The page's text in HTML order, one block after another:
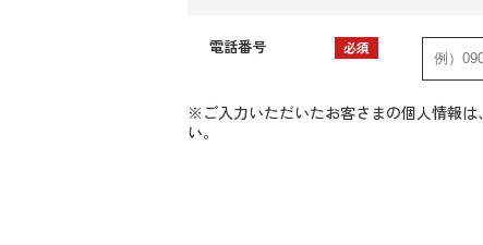
電話番号 必須
※ご入力いただいたお客さまの個人情報は、
い。